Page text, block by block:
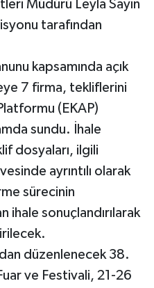
Müdürü Leyla Sayın
tarafından
kapsamında açık
7 firma, tekliflerini
(EKAP)
sundu. İhale
dosyaları, ilgili
ayrıntılı olarak
sürecinin
ihale sonuçlandırılarak
düzenlenecek 38.
ve Festivali, 21-26